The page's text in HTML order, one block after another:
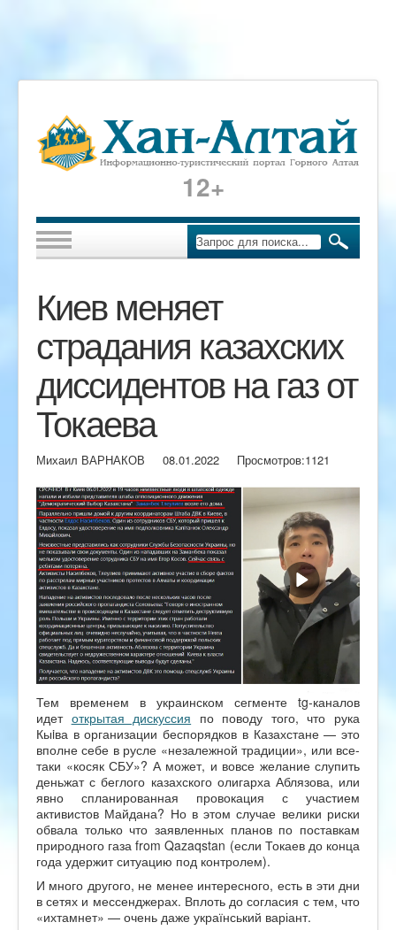
12+
Киев меняет
страдания казахских
диссидентов на газ от
Токаева
Михаил ВАРНАКОВ 08.01.2022 Просмотров:1121
Тем временем в украинском сегменте tg-каналов
идет открытая дискуссия по поводу того, что рука
Кыiва в организации беспорядков в Казахстане — это
вполне себе в русле «незалежной традиции», или все-
таки «косяк СБУ»? А может, и вовсе желание слупить
деньжат с беглого казахского олигарха Аблязова, или
явно спланированная провокация с участием
активистов Майдана? Но в этом случае велики риски
обвала только что заявленных планов по поставкам
природного газа from Qazaqstan (если Токаев до конца
года удержит ситуацию под контролем).
И много другого, не менее интересного, есть в эти дни
в сетях и мессенджерах. Вплоть до согласия с тем, что
«ихтамнет» — очень даже український варіант.